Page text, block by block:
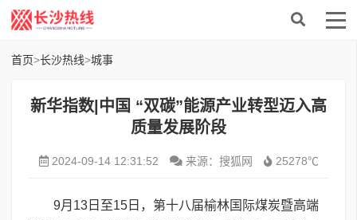
首页>长沙热线>城事
新华指数|中国 “双碳”能源产业转型迈入高
质量发展阶段
2024-09-14 12:31:52 来源：搜狐网 25278℃
9月13日至15日，第十八届榆林国际煤炭暨高端